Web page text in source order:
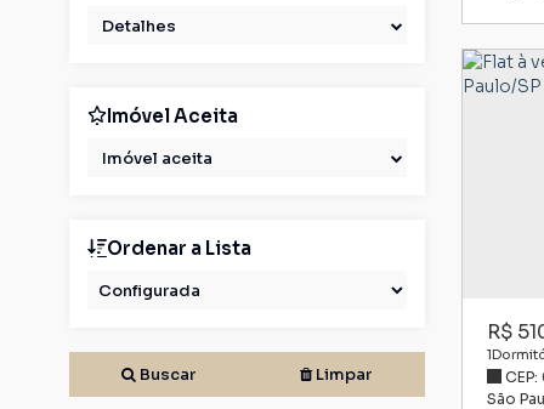
Detalhes
Imóvel Aceita
Imóvel aceita
Ordenar a Lista
Buscar Limpar
R$
São
1